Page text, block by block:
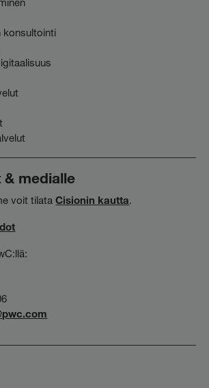
konsultointi
medialle
voit tilataCisionin kautta